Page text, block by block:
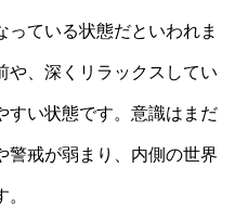
っている状態だといわれま
や、深くリラックスしてい
すい状態です。意識はまだ
警戒が弱まり、内側の世界